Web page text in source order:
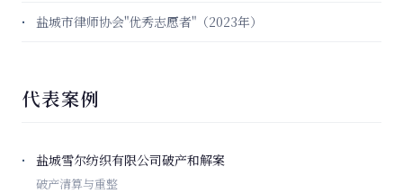
盐城市律师协会"优秀志愿者"（2023年）
代表案例
盐城雪尔纺织有限公司破产和解案
破产清算与重整